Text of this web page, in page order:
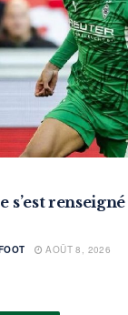
s’est
AOÛT 8, 2026